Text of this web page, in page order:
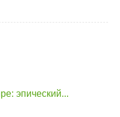
эпический...